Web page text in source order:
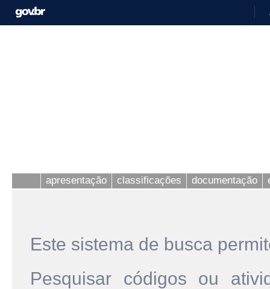
apresentação classificações documentação
Este sistema de busca
Pesquisar códigos ou